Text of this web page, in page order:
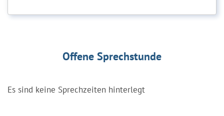
Offene Sprechstunde
Es sind keine Sprechzeiten hinterlegt